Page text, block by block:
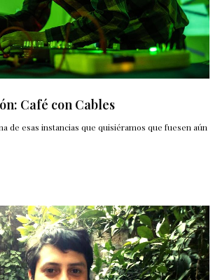
Café con Cables
de esas instancias que quisiéramos que fuesen aún